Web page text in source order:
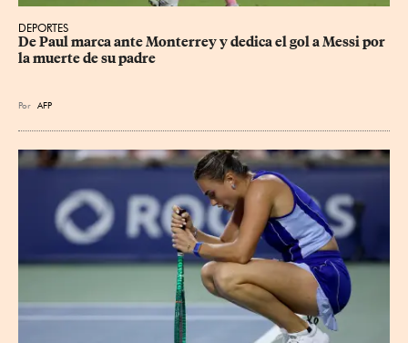
DEPORTES
De Paul marca ante Monterrey y dedica el gol a Messi por
la muerte de su padre
Por AFP